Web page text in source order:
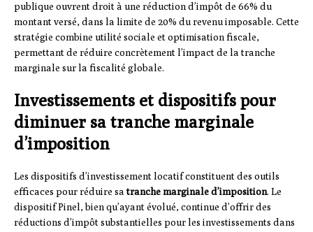
publique ouvrent droit à une réduction d’impôt de 66% du
montant versé, dans la limite de 20% du revenu imposable. Cette
stratégie combine utilité sociale et optimisation fiscale,
permettant de réduire concrètement l’impact de la tranche
marginale sur la fiscalité globale.
Investissements et dispositifs pour
diminuer sa tranche marginale
d’imposition
Les dispositifs d’investissement locatif constituent des outils
efficaces pour réduire satranche marginale d’imposition. Le
dispositif Pinel, bien qu’ayant évolué, continue d’offrir des
réductions d’impôt substantielles pour les investissements dans